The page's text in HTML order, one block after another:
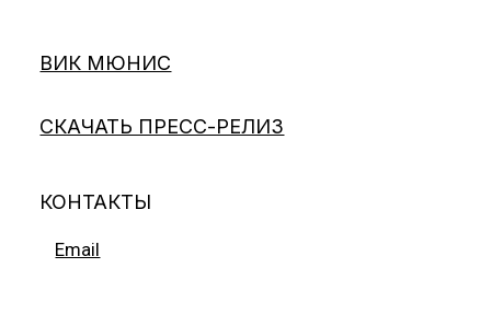
ВИК МЮНИС
СКАЧАТЬ ПРЕСС-РЕЛИЗ
КОНТАКТЫ
Email